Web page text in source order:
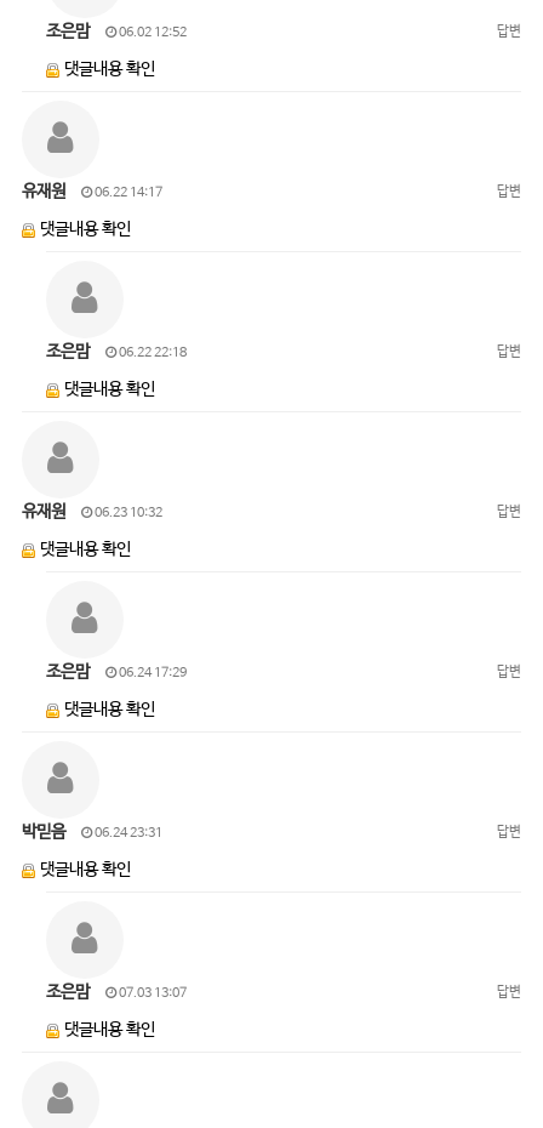
조은맘 06.02 12:52 답변
댓글내용 확인
유재원 06.22 14:17 답변
댓글내용 확인
조은맘 06.22 22:18 답변
댓글내용 확인
유재원 06.23 10:32 답변
댓글내용 확인
조은맘 06.24 17:29 답변
댓글내용 확인
박믿음 06.24 23:31 답변
댓글내용 확인
조은맘 07.03 13:07 답변
댓글내용 확인